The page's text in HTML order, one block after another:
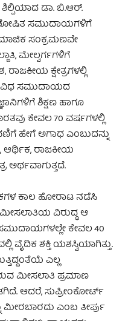
ಶಿಲ್ಪಿಯಾದ ಡಾ. ಬಿ.ಆರ್.
ಶೋಷಿತ ಸಮುದಾಯಗಳಿಗೆ
ಸಂಕ್ರಮಣವೇ
ಮೇಲ್ವರ್ಗಗಳಿಗೆ
ಕ್ಷೇತ್ರಗಳಲ್ಲಿ
ಸಮುದಾಯದ
ಶಿಕ್ಷಣ ಹಾಗೂ
ಕೇವಲ 70 ವರ್ಷಗಳಲ್ಲಿ
ಹೇಗೆ ಅಗಾಧ ಎಂಬುದನ್ನು
ಆರ್ಥಿಕ, ರಾಜಕೀಯ
ಅರ್ಥವಾಗುತ್ತದೆ.
ಕಾಲ ಹೋರಾಟ ನಡೆಸಿ
ವಿರುದ್ಧ ಆ
ಕೇವಲ 40
ವೈದಿಕ ಶಕ್ತಿ ಯಶಸ್ವಿಯಾಗಿತ್ತು.
ಎಲ್ಲ
ಮೀಸಲಾತಿ ಪ್ರಮಾಣ
ಆದರೆ, ಸುಪ್ರೀಂಕೋರ್ಟ್
ಎಂಬ ತೀರ್ಪು